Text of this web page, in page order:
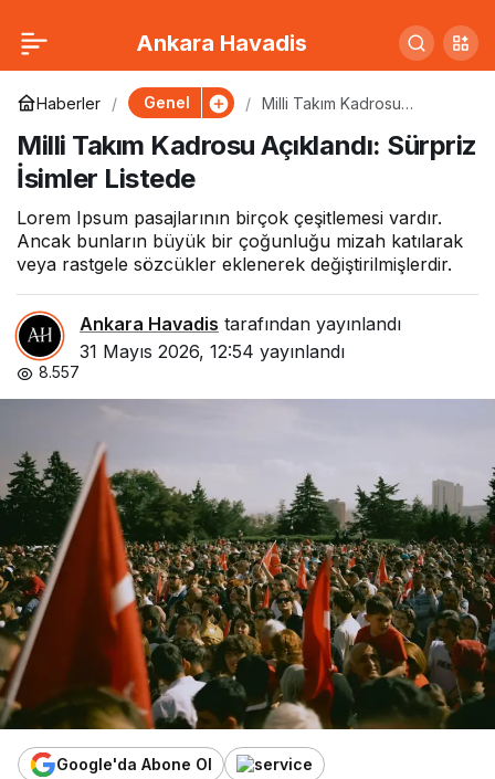
Ankara Havadis
Haberler Genel
Milli Takım Kadrosu
Listede
Milli Takım Kadrosu Açıklandı: Sürpriz
İsimler Listede
Lorem Ipsum pasajlarının birçok çeşitlemesi vardır.
Ancak bunların büyük bir çoğunluğu mizah katılarak
veya rastgele sözcükler eklenerek değiştirilmişlerdir.
Ankara Havadis tarafından yayınlandı
31 Mayıs 2026, 12:54 yayınlandı
8.557
Google'da Abone Ol
Beşiktaş Teknik
Direktörüyle Yolları
Ayırdı
0 Paylaş